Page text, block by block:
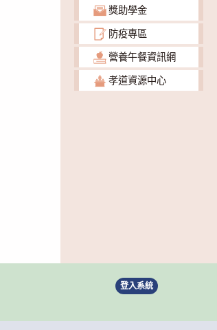
獎助學金
防疫專區
營養午餐資訊網
孝道資源中心
登入系統